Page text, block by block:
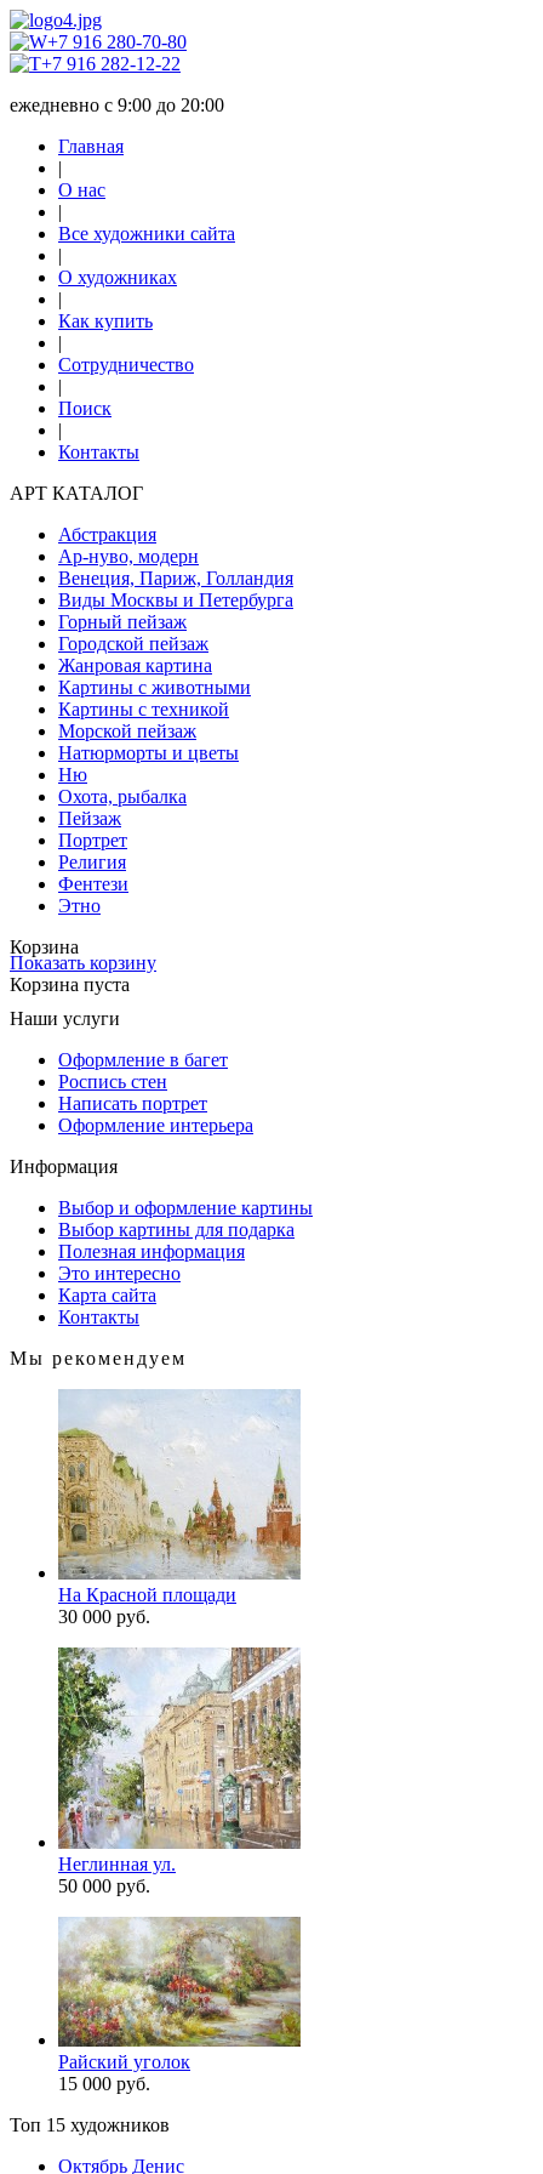
+7 916 280-70-80
+7 916 282-12-22
ежедневно с 9:00 до 20:00
Главная
|
О нас
|
Все художники сайта
|
О художниках
|
Как купить
|
Сотрудничество
|
Поиск
|
Контакты
АРТ КАТАЛОГ
Абстракция
Ар-нуво, модерн
Венеция, Париж, Голландия
Виды Москвы и Петербурга
Горный пейзаж
Городской пейзаж
Жанровая картина
Картины с животными
Картины с техникой
Морской пейзаж
Натюрморты и цветы
Ню
Охота, рыбалка
Пейзаж
Портрет
Религия
Фентези
Этно
Корзина
Показать корзину
Корзина пуста
Наши услуги
Оформление в багет
Роспись стен
Написать портрет
Оформление интерьера
Информация
Выбор и оформление картины
Выбор картины для подарка
Полезная информация
Это интересно
Карта сайта
Контакты
Мы рекомендуем
На Красной площади
30 000 руб.
Неглинная ул.
50 000 руб.
Райский уголок
15 000 руб.
Топ 15 художников
Октябрь Денис